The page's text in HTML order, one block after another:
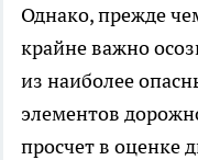
Однако, прежде
крайне важно
из наиболее
элементов
просчет в оценке